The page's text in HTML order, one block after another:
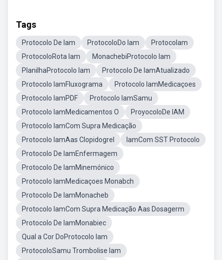
Tags
Protocolo De Iam ProtocoloDo Iam
ProtocoIam
ProtocoloRota Iam
MonachebiProtocolo Iam
PlanilhaProtocolo Iam
Protocolo De IamAtualizado
Protocolo IamFluxograma
Protocolo IamMedicaçoes
Protocolo IamPDF
Protocolo IamSamu
Protocolo IamMedicamentos O
ProyocoloDe IAM
Protocolo IamCom Supra Medicação
Protocolo IamAas Clopidogrel
IamCom SST Protocolo
Protocolo De IamEnfermagem
Protocolo De IamMinemónico
Protocolo IamMedicaçoes Monabch
Protocolo De IamMonacheb
Protocolo IamCom Supra Medicação Aas Dosagerm
Protocolo De IamMonabiec
Qual a Cor DoProtocolo Iam
ProtocoloSamu Trombolise Iam